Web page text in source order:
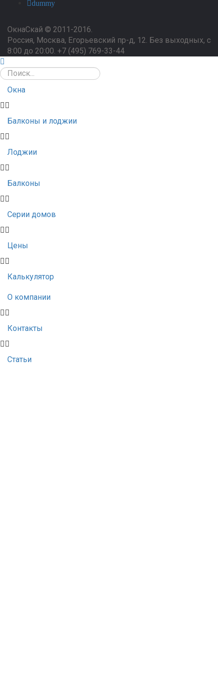
dummy
ОкнаСкай © 2011-2016.
Россия, Москва, Егорьевский пр-д, 12. Без выходных, с
8:00 до 20:00. +7 (495) 769-33-44
Окна
Балконы и лоджии
Лоджии
Балконы
Серии домов
Цены
Калькулятор
О компании
Контакты
Статьи